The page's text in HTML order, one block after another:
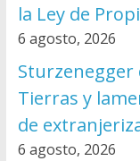
la Ley de
6 agosto, 2026
Sturzenegger
Tierras y
de
6 agosto, 2026